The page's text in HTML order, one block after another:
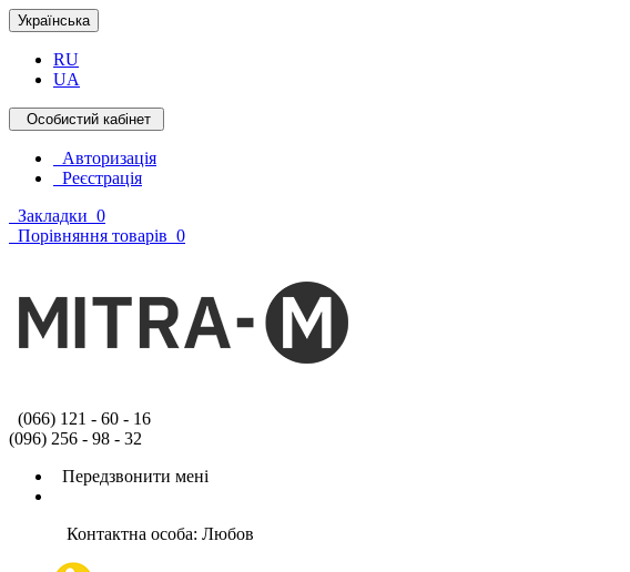
Українська
RU
UA
Особистий кабінет
Авторизація
Реєстрація
Закладки 0
Порівняння товарів 0
(066) 121 - 60 - 16
(096) 256 - 98 - 32
Передзвонити мені
Контактна особа: Любов